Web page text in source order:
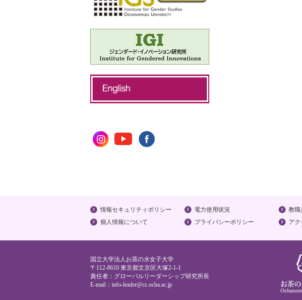
情報セキュリティポリシー 電力使用状況 教職
個人情報について プライバシーポリシー アク
国立大学法人お茶の水女子大学
〒112-8610 東京都文京区大塚2-1-1
責任者：グローバルリーダーシップ研究所長
E-mail： info-leader@cc.ocha.ac.jp